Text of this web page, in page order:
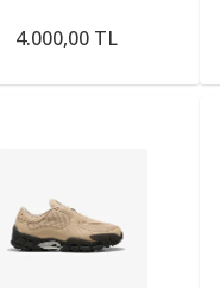
4.000,00 TL